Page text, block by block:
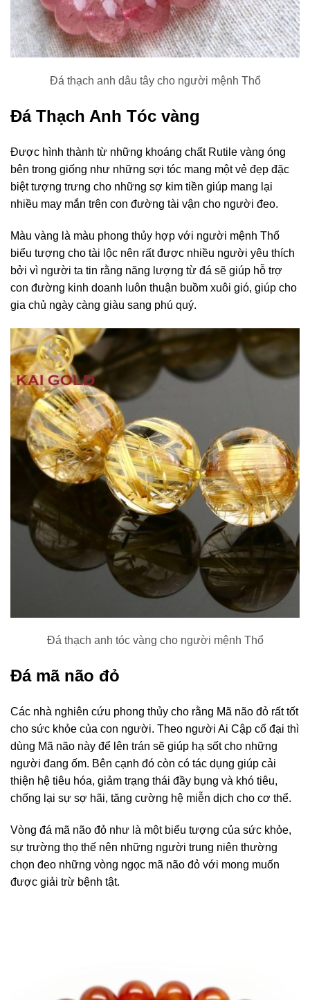
Đá thạch anh dâu tây cho người mệnh Thổ
Đá Thạch Anh Tóc vàng
Được hình thành từ những khoáng chất Rutile vàng óng
bên trong giống như những sợi tóc mang một vẻ đẹp đặc
biệt tượng trưng cho những sợ kim tiền giúp mang lại
nhiều may mắn trên con đường tài vận cho người đeo.
Màu vàng là màu phong thủy hợp với người mệnh Thổ
biểu tượng cho tài lộc nên rất được nhiều người yêu thích
bởi vì người ta tin rằng năng lượng từ đá sẽ giúp hỗ trợ
con đường kinh doanh luôn thuận buồm xuôi gió, giúp cho
gia chủ ngày càng giàu sang phú quý.
Đá thạch anh tóc vàng cho người mệnh Thổ
Đá mã não đỏ
Các nhà nghiên cứu phong thủy cho rằng Mã não đỏ rất tốt
cho sức khỏe của con người. Theo người Ai Cập cổ đại thì
dùng Mã não này để lên trán sẽ giúp hạ sốt cho những
người đang ốm. Bên cạnh đó còn có tác dụng giúp cải
thiện hệ tiêu hóa, giảm trạng thái đầy bụng và khó tiêu,
chống lại sự sợ hãi, tăng cường hệ miễn dịch cho cơ thể.
Vòng đá mã não đỏ như là một biểu tượng của sức khỏe,
sự trường thọ thế nên những người trung niên thường
chọn đeo những vòng ngọc mã não đỏ với mong muốn
được giải trừ bệnh tật.